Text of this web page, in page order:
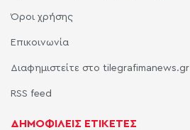
Όροι χρήσης
Επικοινωνία
Διαφημιστείτε στο tilegrafimanews.gr
RSS feed
ΔΗΜΟΦΙΛΕΙΣ ΕΤΙΚΕΤΕΣ